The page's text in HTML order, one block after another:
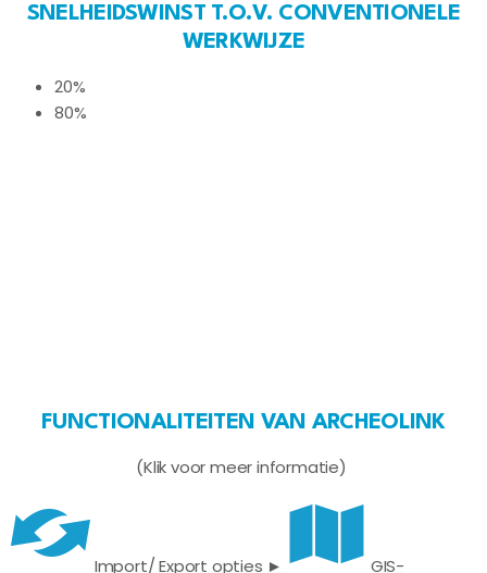
SNELHEIDSWINST T.O.V. CONVENTIONELE
WERKWIJZE
20%
80%
FUNCTIONALITEITEN VAN ARCHEOLINK
(Klik voor meer informatie)
Import/ Export opties ► GIS-